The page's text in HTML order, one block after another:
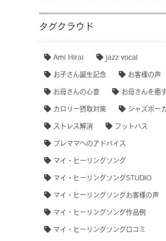
タグクラウド
Ami Hirai jazz vocal
お子さん誕生記念 お客様の声
お母さんの心音 お母さんを癒
カロリー摂取対策 ジャズボー
ストレス解消 フットバス
プレママへのアドバイス
マイ・ヒーリングソング
マイ・ヒーリングソングSTUDIO
マイ・ヒーリングソングお客様の声
マイ・ヒーリングソング作品例
マイ・ヒーリングソング口コミ